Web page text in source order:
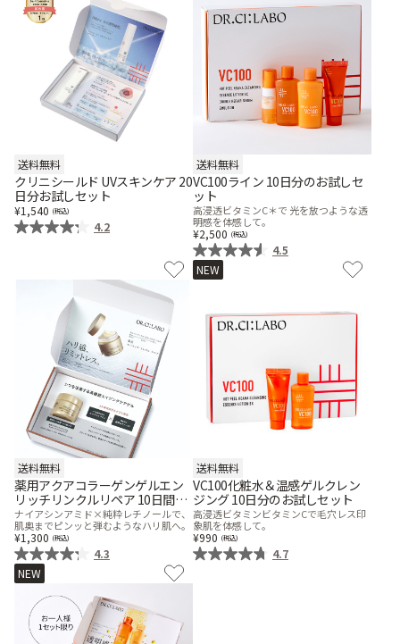
プロダクトラインから探す
VC100ライン
エンリッチリフトライン
エンリッチ メディカリフトライン
モイスチャーライン
ブライトニングライン
プロダクトライン TOP
お悩みから探す
乾燥 くすみ
ゆるみ・ハリ
毛穴・キメ
敏感・肌あれ 日焼け
トライアルキット
ベストコスメ受賞商品
送料無料
クリニシールド UVスキンケア 20
日分お試しセット
1,540
4.2
送料無料
VC100ライン 10日分のお試しセ
ット
高浸透ビタミンC＊で 光を放つような透
明感を体感して。
2,500
4.5
送料無料
薬用アクアコラーゲンゲルエン
リッチリンクルリペア 10日間お
試しセット
ナイアシンアミド×純粋レチノールで、
肌奥までピンッと弾むようなハリ肌へ。
1,300
4.3
NEW
送料無料
VC100化粧水＆温感ゲルクレン
ジング 10日分のお試しセット
高浸透ビタミンビタミンCで毛穴レス印
象肌を体感して。
990
4.7
NEW